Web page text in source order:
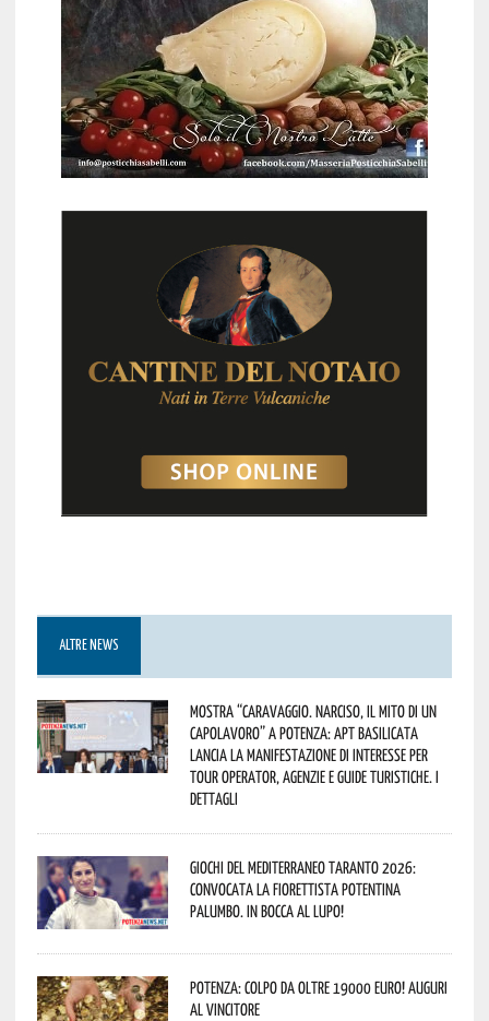
ALTRE NEWS
Mostra “Caravaggio. Narciso, il mito di un
capolavoro” a Potenza: APT Basilicata
lancia la manifestazione di interesse per
Tour Operator, Agenzie e Guide Turistiche. I
dettagli
Giochi del Mediterraneo Taranto 2026:
convocata la fiorettista potentina
Palumbo. In bocca al lupo!
Potenza: colpo da oltre 19000 Euro! Auguri
al vincitore